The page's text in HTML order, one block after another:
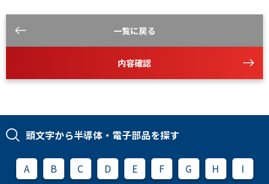
一覧に戻る
内容確認
頭文字から半導体・電子部品を探す
A B C D E F G H
I